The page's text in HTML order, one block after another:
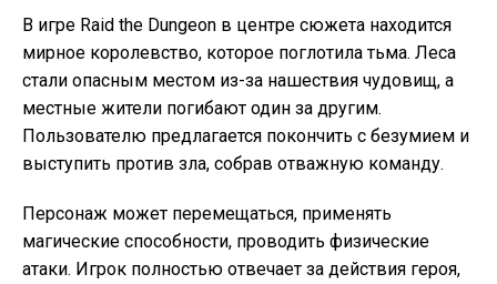
В игре Raid the Dungeon в центре сюжета находится
мирное королевство, которое поглотила тьма. Леса
стали опасным местом из-за нашествия чудовищ, а
местные жители погибают один за другим.
Пользователю предлагается покончить с безумием и
выступить против зла, собрав отважную команду.
Персонаж может перемещаться, применять
магические способности, проводить физические
атаки. Игрок полностью отвечает за действия героя,